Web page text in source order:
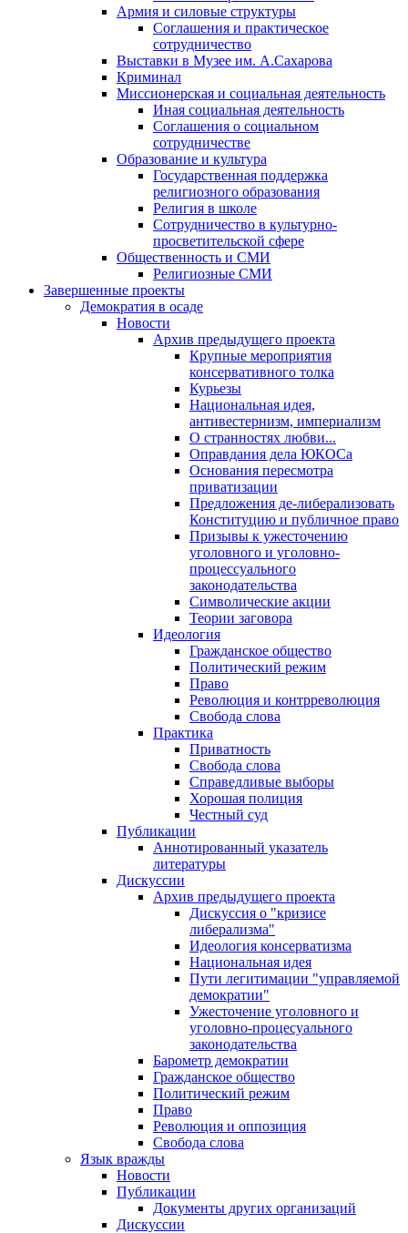
Армия и силовые структуры
Соглашения и практическое
сотрудничество
Выставки в Музее им. А.Сахарова
Криминал
Миссионерская и социальная деятельность
Иная социальная деятельность
Соглашения о социальном
сотрудничестве
Образование и культура
Государственная поддержка
религиозного образования
Религия в школе
Сотрудничество в культурно-
просветительской сфере
Общественность и СМИ
Религиозные СМИ
Завершенные проекты
Демократия в осаде
Новости
Архив предыдущего проекта
Крупные мероприятия
консервативного толка
Курьезы
Национальная идея,
антивестернизм, империализм
О странностях любви...
Оправдания дела ЮКОСа
Основания пересмотра
приватизации
Предложения де-либерализовать
Конституцию и публичное право
Призывы к ужесточению
уголовного и уголовно-
процессуального
законодательства
Символические акции
Теории заговора
Идеология
Гражданское общество
Политический режим
Право
Революция и контрреволюция
Свобода слова
Практика
Приватность
Свобода слова
Справедливые выборы
Хорошая полиция
Честный суд
Публикации
Аннотированный указатель
литературы
Дискуссии
Архив предыдущего проекта
Дискуссия о "кризисе
либерализма"
Идеология консерватизма
Национальная идея
Пути легитимации "управляемой
демократии"
Ужесточение уголовного и
уголовно-процесуального
законодательства
Барометр демократии
Гражданское общество
Политический режим
Право
Революция и оппозиция
Свобода слова
Язык вражды
Новости
Публикации
Документы других организаций
Дискуссии